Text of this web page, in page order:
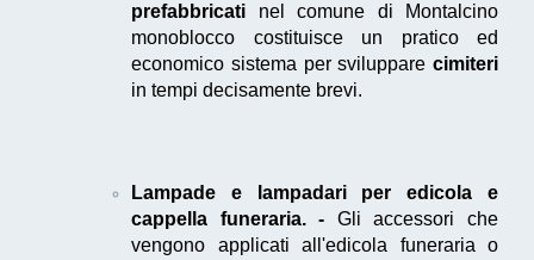
prefabbricati nel comune di Montalcino
monoblocco costituisce un pratico ed
economico sistema per sviluppare cimiteri
in tempi decisamente brevi.
Lampade e lampadari per edicola e
cappella funeraria. - Gli accessori che
vengono applicati all'edicola funeraria o